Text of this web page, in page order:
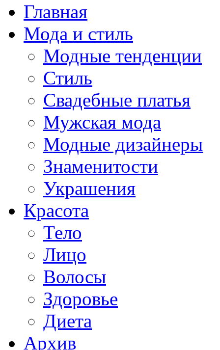
Главная
Мода и стиль
Модные тенденции
Стиль
Свадебные платья
Мужская мода
Модные дизайнеры
Знаменитости
Украшения
Красота
Тело
Лицо
Волосы
Здоровье
Диета
Архив